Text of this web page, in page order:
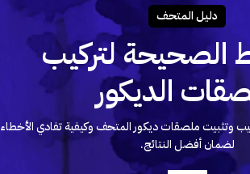
دليـل المتحـف
الصحيحة لتركيب
الديكور
وتثبيت ملصقات ديكور المتحف وكيفية تفادي الأخطاء
لضمان أفضل النتائج.